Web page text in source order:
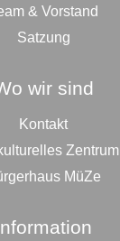
& Vorstand
Satzung
wir sind
Kontakt
Zentrum
MüZe